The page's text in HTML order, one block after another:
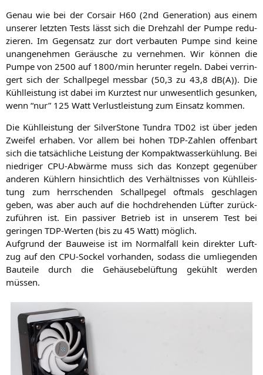
Genau wie bei der Cor­sair H60 (2nd Gene­ra­ti­on) aus einem
unse­rer letz­ten Tests lässt sich die Dreh­zahl der Pum­pe redu­
zie­ren. Im Gegen­satz zur dort ver­bau­ten Pum­pe sind kei­ne
unan­ge­neh­men Geräu­sche zu ver­neh­men. Wir kön­nen die
Pum­pe von 2500 auf 1800/min her­un­ter regeln. Dabei ver­rin­
gert sich der Schall­pe­gel mess­bar (50,3 zu 43,8 dB(A)). Die
Kühl­leis­tung ist dabei im Kurz­test nur unwe­sent­lich gesun­ken,
wenn “nur” 125 Watt Ver­lust­leis­tung zum Ein­satz kommen.
Die Kühl­leis­tung der Sil­ver­Stone Tun­dra TD02 ist über jeden
Zwei­fel erha­ben. Vor allem bei hohen TDP-Zah­len offen­bart
sich die tat­säch­li­che Leis­tung der Kom­pakt­was­ser­küh­lung. Bei
nied­ri­ger CPU-Abwär­me muss sich das Kon­zept gegen­über
ande­ren Küh­lern hin­sicht­lich des Ver­hält­nis­ses von Kühl­leis­
tung zum herr­schen­den Schall­pe­gel oft­mals geschla­gen
geben, was aber auch auf die hoch­dre­hen­den Lüf­ter zurück­
zu­füh­ren ist. Ein pas­si­ver Betrieb ist in unse­rem Test bei
gerin­gen TDP-Wer­ten (bis zu 45 Watt) möglich.
Auf­grund der Bau­wei­se ist im Nor­mal­fall kein direk­ter Luft­
zug auf den CPU-Sockel vor­han­den, sodass die umlie­gen­den
Bau­tei­le durch die Gehäu­se­be­lüf­tung gekühlt wer­den
müssen.